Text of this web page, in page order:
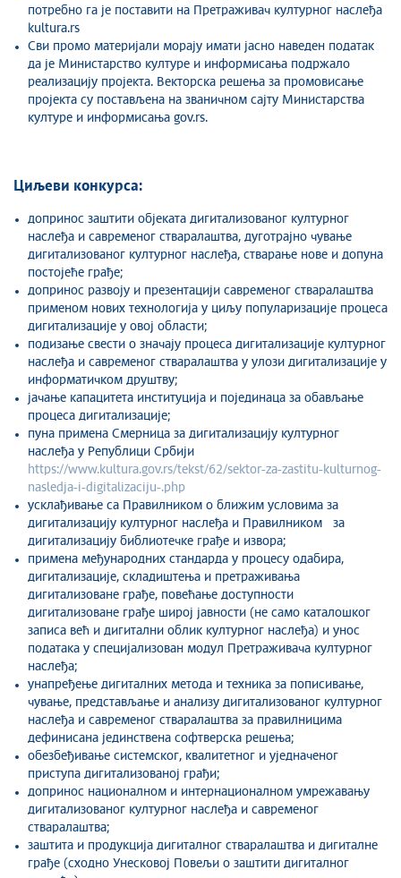
потребно га је поставити на Претраживач културног наслеђа
kultura.rs
Сви промо материјали морају имати јасно наведен податак
да је Министарство културе и информисања подржало
реализацију пројекта. Векторска решења за промовисање
пројекта су постављена на званичном сајту Министарства
културе и информисања gov.rs.
Циљеви конкурса:
допринос заштити објеката дигитализованог културног
наслеђа и савременог стваралаштва, дуготрајно чување
дигитализованог културног наслеђа, стварање нове и допуна
постојеће грађе;
допринос развоју и презентацији савременог стваралаштва
применом нових технологија у циљу популаризације процеса
дигитализације у овој области;
подизање свести о значају процеса дигитализације културног
наслеђа и савременог стваралаштва у улози дигитализације у
информатичком друштву;
јачање капацитета институција и појединаца за обављање
процеса дигитализације;
пуна примена Смерница за дигитализацију културног
наслеђа у Републици Србији
https://www.kultura.gov.rs/tekst/62/sektor-za-zastitu-kulturnog-
nasledja-i-digitalizaciju-.php
усклађивање са Правилником о ближим условима за
дигитализацију културног наслеђа и Правилником за
дигитализацију библиотечке грађе и извора;
примена међународних стандарда у процесу одабира,
дигитализације, складиштења и претраживања
дигитализоване грађе, повећање доступности
дигитализоване грађе широј јавности (не само каталошког
записа већ и дигитални облик културног наслеђа) и унос
података у специјализован модул Претраживача културног
наслеђа;
унапређење дигиталних метода и техника за пописивање,
чување, представљање и анализу дигитализованог културног
наслеђа и савременог стваралаштва за правилницима
дефинисана јединствена софтверска решења;
обезбеђивање системског, квалитетног и уједначеног
приступа дигитализованој грађи;
допринос националном и интернационалном умрежавању
дигитализованог културног наслеђа и савременог
стваралаштва;
заштита и продукција дигиталног стваралаштва и дигиталне
грађе (сходно Унесковој Повељи о заштити дигиталног